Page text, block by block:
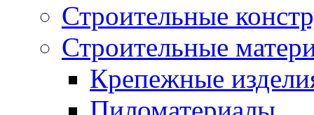
Строительные
Строительные
Крепежные